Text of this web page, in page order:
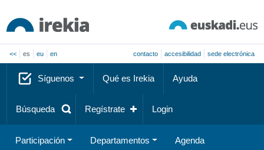
<< es eu en contacto accesibilidad sede electrónica
Síguenos Qué es Irekia Ayuda
Búsqueda Regístrate Login
Participación Departamentos Agenda